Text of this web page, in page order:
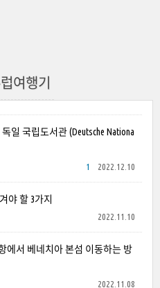
여행기
일 국립도서관 (Deutsche Nationa
2022.12.10
1
야 할 3가지
2022.11.10
에서 베네치아 본섬 이동하는 방
2022.11.08